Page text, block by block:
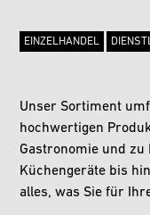
EINZELHANDEL
Unser Sortiment
hochwertigen
Gastronomie und zu
Küchengeräte bis
alles, was Sie für